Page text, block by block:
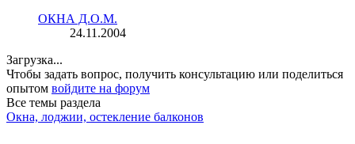
ОКНА Д.О.М.
24.11.2004
Загрузка...
Чтобы задать вопрос, получить консультацию или поделиться
опытом войдите на форум
Все темы раздела
Окна, лоджии, остекление балконов